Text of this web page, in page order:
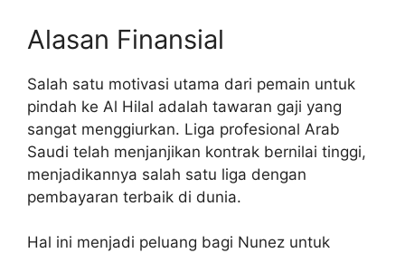
Alasan Finansial
Salah satu motivasi utama dari pemain untuk
pindah ke Al Hilal adalah tawaran gaji yang
sangat menggiurkan. Liga profesional Arab
Saudi telah menjanjikan kontrak bernilai tinggi,
menjadikannya salah satu liga dengan
pembayaran terbaik di dunia.
Hal ini menjadi peluang bagi Nunez untuk